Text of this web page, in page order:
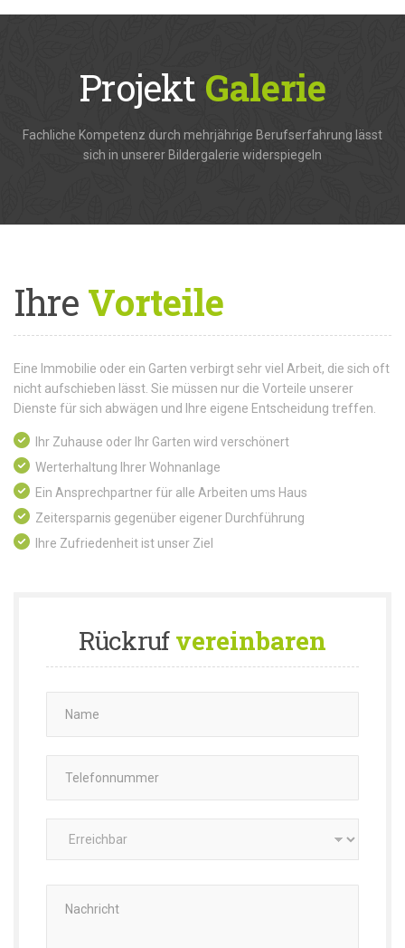
Projekt Galerie
Fachliche Kompetenz durch mehrjährige Berufserfahrung lässt
sich in unserer Bildergalerie widerspiegeln
IhreVorteile
Eine Immobilie oder ein Garten verbirgt sehr viel Arbeit, die sich oft
nicht aufschieben lässt. Sie müssen nur die Vorteile unserer
Dienste für sich abwägen und Ihre eigene Entscheidung treffen.
Ihr Zuhause oder Ihr Garten wird verschönert
Werterhaltung Ihrer Wohnanlage
Ein Ansprechpartner für alle Arbeiten ums Haus
Zeitersparnis gegenüber eigener Durchführung
Ihre Zufriedenheit ist unser Ziel
Rückrufvereinbaren